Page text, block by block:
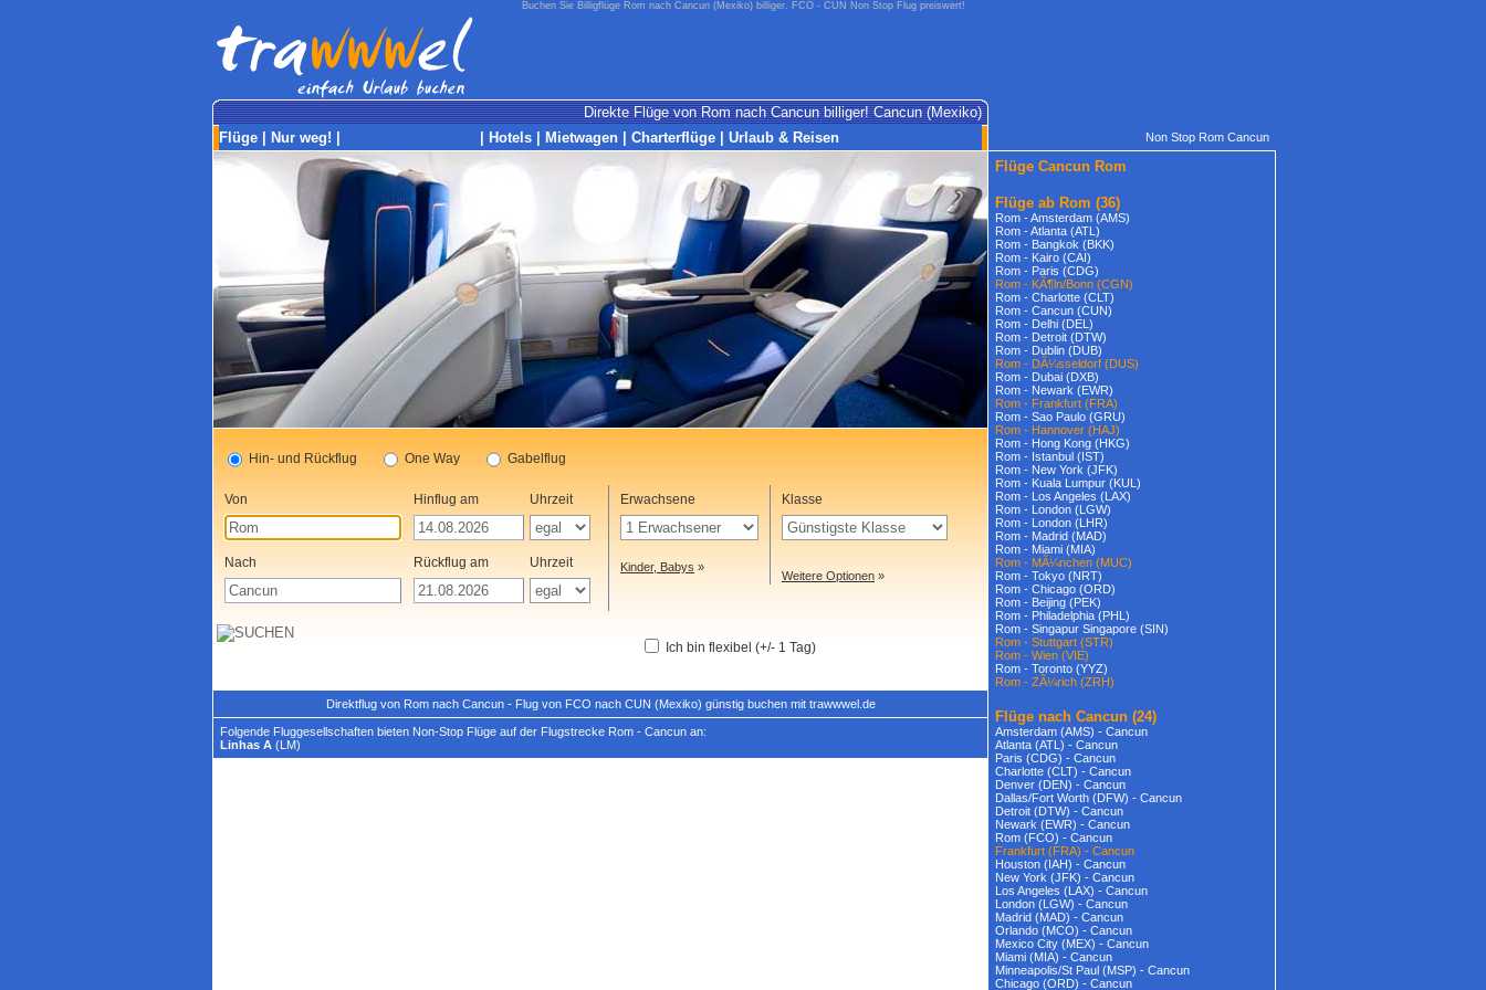
Buchen Sie Billigflüge Rom nach Cancun (Mexiko) billiger. FCO - CUN Non Stop Flug preiswert!
Direkte Flüge von Rom nach Cancun billiger! Cancun (Mexiko)
Flüge
Nur weg! Hotels Mietwagen Charterflüge Urlaub & Reisen Non Stop Rom Cancun
Hin- und Rückflug One Way Gabelflug
Von Hinflug am Uhrzeit
Nach Rückflug am Uhrzeit
Erwachsene
Kinder, Babys »
Klasse
Weitere Optionen »
Ich bin flexibel (+/- 1 Tag)
Direktflug von Rom nach Cancun - Flug von FCO nach CUN (Mexiko) günstig buchen mit trawwwel.de
Folgende Fluggesellschaften bieten Non-Stop Flüge auf der Flugstrecke Rom - Cancun an:
Linhas A (LM)
Flüge Cancun Rom
Flüge ab Rom (36)
Rom - Amsterdam (AMS)
Rom - Atlanta (ATL)
Rom - Bangkok (BKK)
Rom - Kairo (CAI)
Rom - Paris (CDG)
Rom - KÃ¶ln/Bonn (CGN)
Rom - Charlotte (CLT)
Rom - Cancun (CUN)
Rom - Delhi (DEL)
Rom - Detroit (DTW)
Rom - Dublin (DUB)
Rom - DÃ¼sseldorf (DUS)
Rom - Dubai (DXB)
Rom - Newark (EWR)
Rom - Frankfurt (FRA)
Rom - Sao Paulo (GRU)
Rom - Hannover (HAJ)
Rom - Hong Kong (HKG)
Rom - Istanbul (IST)
Rom - New York (JFK)
Rom - Kuala Lumpur (KUL)
Rom - Los Angeles (LAX)
Rom - London (LGW)
Rom - London (LHR)
Rom - Madrid (MAD)
Rom - Miami (MIA)
Rom - MÃ¼nchen (MUC)
Rom - Tokyo (NRT)
Rom - Chicago (ORD)
Rom - Beijing (PEK)
Rom - Philadelphia (PHL)
Rom - Singapur Singapore (SIN)
Rom - Stuttgart (STR)
Rom - Wien (VIE)
Rom - Toronto (YYZ)
Rom - ZÃ¼rich (ZRH)
Flüge nach Cancun (24)
Amsterdam (AMS) - Cancun
Atlanta (ATL) - Cancun
Paris (CDG) - Cancun
Charlotte (CLT) - Cancun
Denver (DEN) - Cancun
Dallas/Fort Worth (DFW) - Cancun
Detroit (DTW) - Cancun
Newark (EWR) - Cancun
Rom (FCO) - Cancun
Frankfurt (FRA) - Cancun
Houston (IAH) - Cancun
New York (JFK) - Cancun
Los Angeles (LAX) - Cancun
London (LGW) - Cancun
Madrid (MAD) - Cancun
Orlando (MCO) - Cancun
Mexico City (MEX) - Cancun
Miami (MIA) - Cancun
Minneapolis/St Paul (MSP) - Cancun
Chicago (ORD) - Cancun